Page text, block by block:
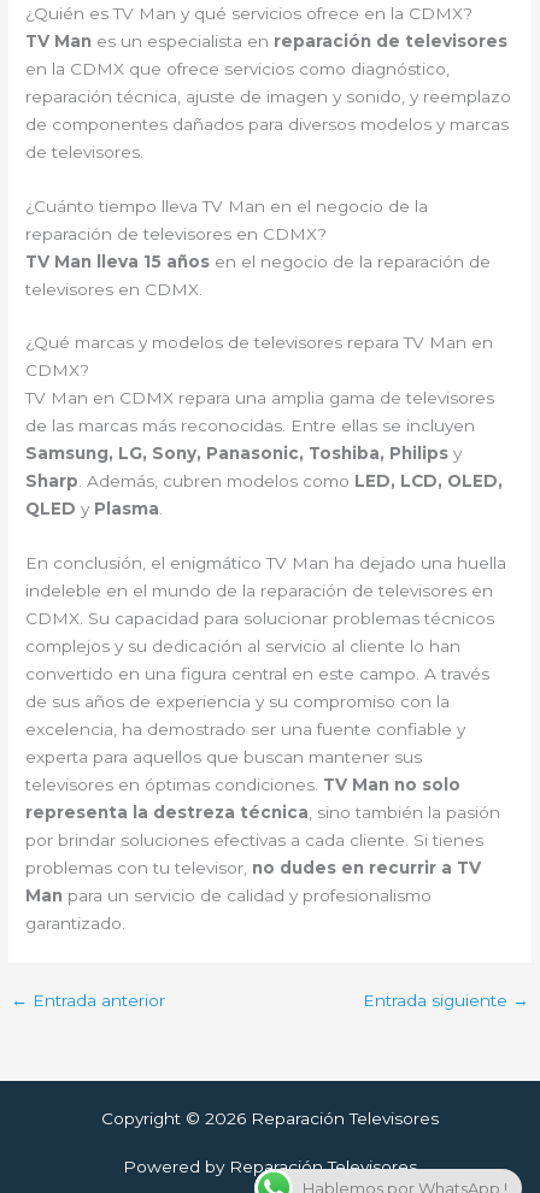
¿Quién es TV Man y qué servicios ofrece en la CDMX?
TV Man es un especialista en reparación de televisores
en la CDMX que ofrece servicios como diagnóstico,
reparación técnica, ajuste de imagen y sonido, y reemplazo
de componentes dañados para diversos modelos y marcas
de televisores.
¿Cuánto tiempo lleva TV Man en el negocio de la
reparación de televisores en CDMX?
TV Man lleva 15 años en el negocio de la reparación de
televisores en CDMX.
¿Qué marcas y modelos de televisores repara TV Man en
CDMX?
TV Man en CDMX repara una amplia gama de televisores
de las marcas más reconocidas. Entre ellas se incluyen
Samsung, LG, Sony, Panasonic, Toshiba, Philips y
Sharp. Además, cubren modelos como LED, LCD, OLED,
QLED y Plasma.
En conclusión, el enigmático TV Man ha dejado una huella
indeleble en el mundo de la reparación de televisores en
CDMX. Su capacidad para solucionar problemas técnicos
complejos y su dedicación al servicio al cliente lo han
convertido en una figura central en este campo. A través
de sus años de experiencia y su compromiso con la
excelencia, ha demostrado ser una fuente confiable y
experta para aquellos que buscan mantener sus
televisores en óptimas condiciones. TV Man no solo
representa la destreza técnica, sino también la pasión
por brindar soluciones efectivas a cada cliente. Si tienes
problemas con tu televisor, no dudes en recurrir a TV
Man para un servicio de calidad y profesionalismo
garantizado.
← Entrada anterior Entrada siguiente →
Copyright © 2026 Reparación Televisores
Powered by Reparación Televisores
Hablemos por WhatsApp !